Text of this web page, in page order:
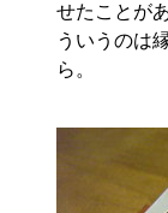
せたことが
ういうのは
ら。